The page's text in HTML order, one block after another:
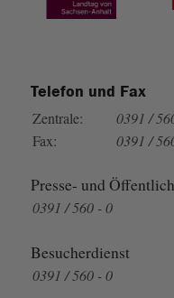
Telefon und Fax
Zentrale:
0391 /
Fax:
0391 /
Presse- und
0391 / 560 - 0
Besucherdienst
0391 / 560 - 0